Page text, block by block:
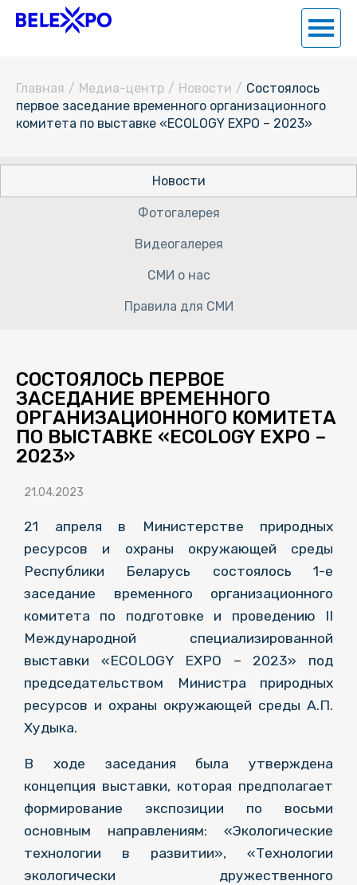
Главная / Медиа-центр / Новости / Состоялось
первое заседание временного организационного
комитета по выставке «ECOLOGY EXPO – 2023»
Новости
Фотогалерея
Видеогалерея
СМИ о нас
Правила для СМИ
СОСТОЯЛОСЬ ПЕРВОЕ
ЗАСЕДАНИЕ ВРЕМЕННОГО
ОРГАНИЗАЦИОННОГО КОМИТЕТА
ПО ВЫСТАВКЕ «ECOLOGY EXPO –
2023»
21.04.2023
21 апреля в Министерстве природных
ресурсов и охраны окружающей среды
Республики Беларусь состоялось 1-е
заседание временного организационного
комитета по подготовке и проведению II
Международной специализированной
выставки «ECOLOGY EXPO – 2023» под
председательством Министра природных
ресурсов и охраны окружающей среды А.П.
Худыка.
В ходе заседания была утверждена
концепция выставки, которая предполагает
формирование экспозиции по восьми
основным направлениям: «Экологические
технологии в развитии», «Технологии
экологически дружественного